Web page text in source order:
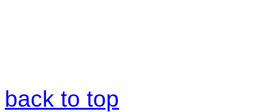
back to top